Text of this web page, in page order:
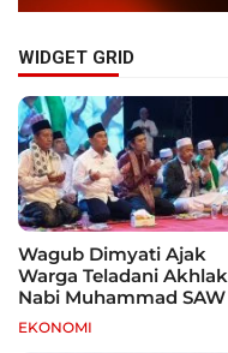
WIDGET GRID
Wagub Dimyati Ajak
Warga Teladani Akhlak
Nabi Muhammad SAW
EKONOMI